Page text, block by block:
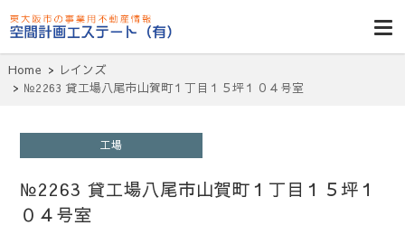
東大阪貸倉
庫・貸し工
場・賃貸事務
覧・空間計画
エステート
Home
レインズ
№2263 貸工場八尾市山賀町１丁目１５坪１０４号室
工場
№2263 貸工場八尾市山賀町１丁目１５坪１
０４号室